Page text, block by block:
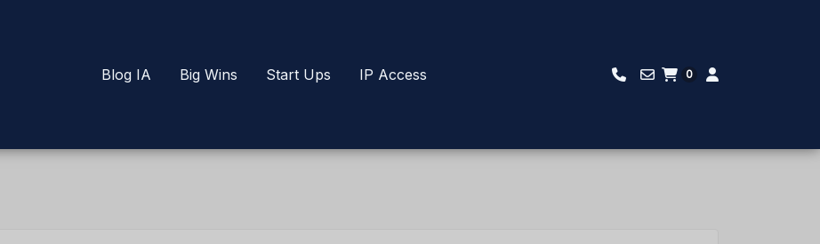
Blog IA Big Wins Start Ups IP Access 0